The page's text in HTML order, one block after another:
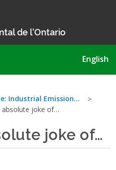
de l'Ontario
English
Industrial Emission…
absolute joke of…
joke of…